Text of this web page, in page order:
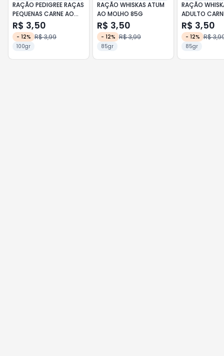
RAÇÃO PEDIGREE RAÇAS
PEQUENAS CARNE AO
MOLHO 100G
R$ 3,50
- 12% R$ 3,99
100gr
RAÇÃO WHISKAS ATUM
AO MOLHO 85G
R$ 3,50
- 12% R$ 3,99
85gr
RAÇÃO
ADULTO
MOLHO 85G
R$ 3,50
- 12% R$
85gr